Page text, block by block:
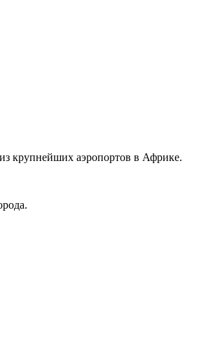
крупнейших аэропортов в Африке.